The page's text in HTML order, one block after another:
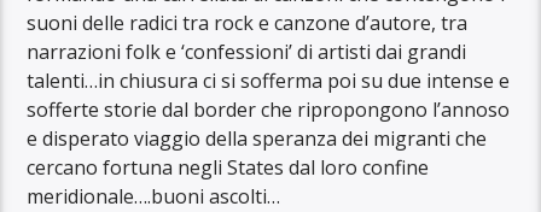
suoni delle radici tra rock e canzone d’autore, tra
narrazioni folk e ‘confessioni’ di artisti dai grandi
talenti…in chiusura ci si sofferma poi su due intense e
sofferte storie dal border che ripropongono l’annoso
e disperato viaggio della speranza dei migranti che
cercano fortuna negli States dal loro confine
meridionale….buoni ascolti…